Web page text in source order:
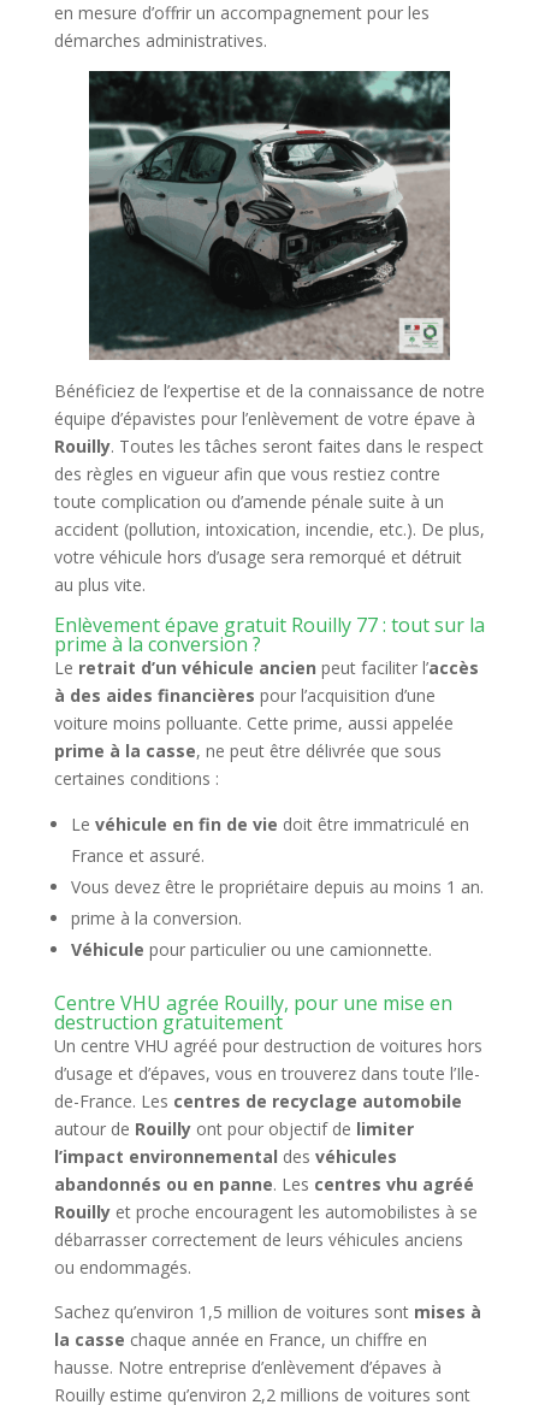
en mesure d’offrir un accompagnement pour les
démarches administratives.
Bénéficiez de l’expertise et de la connaissance de notre
équipe d’épavistes pour l’enlèvement de votre épave à
Rouilly. Toutes les tâches seront faites dans le respect
des règles en vigueur afin que vous restiez contre
toute complication ou d’amende pénale suite à un
accident (pollution, intoxication, incendie, etc.). De plus,
votre véhicule hors d’usage sera remorqué et détruit
au plus vite.
Enlèvement épave gratuit Rouilly 77 : tout sur la
prime à la conversion ?
Le retrait d’un véhicule ancien peut faciliter l’accès
à des aides financières pour l’acquisition d’une
voiture moins polluante. Cette prime, aussi appelée
prime à la casse, ne peut être délivrée que sous
certaines conditions :
Le véhicule en fin de vie doit être immatriculé en
France et assuré.
Vous devez être le propriétaire depuis au moins 1 an.
prime à la conversion.
Véhicule pour particulier ou une camionnette.
Centre VHU agrée Rouilly, pour une mise en
destruction gratuitement
Un centre VHU agréé pour destruction de voitures hors
d’usage et d’épaves, vous en trouverez dans toute l’Ile-
de-France. Les centres de recyclage automobile
autour de Rouillyont pour objectif de limiter
l’impact environnemental des véhicules
abandonnés ou en panne. Les centres vhu agréé
Rouillyet proche encouragent les automobilistes à se
débarrasser correctement de leurs véhicules anciens
ou endommagés.
Sachez qu’environ 1,5 million de voitures sont mises à
la casse chaque année en France, un chiffre en
hausse. Notre entreprise d’enlèvement d’épaves à
Rouilly estime qu’environ 2,2 millions de voitures sont